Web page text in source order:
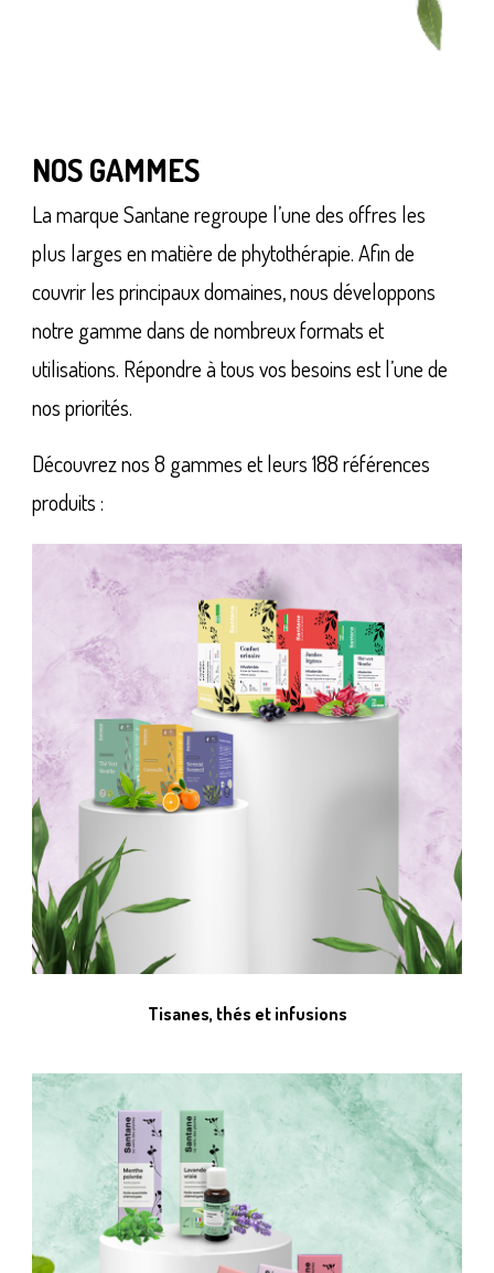
NOS GAMMES
La marque Santane regroupe l’une des offres les
plus larges en matière de phytothérapie. Afin de
couvrir les principaux domaines, nous développons
notre gamme dans de nombreux formats et
utilisations. Répondre à tous vos besoins est l’une de
nos priorités.
Découvrez nos 8 gammes et leurs 188 références
produits :
Tisanes, thés et infusions